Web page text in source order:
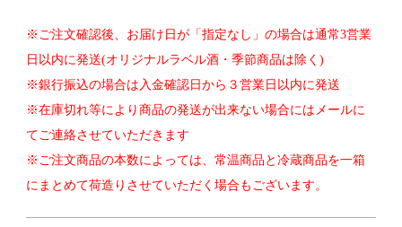
※ご注文確認後、お届け日が「指定なし」の場合は通常3営業
日以内に発送(オリジナルラベル酒・季節商品は除く)
※銀行振込の場合は入金確認日から３営業日以内に発送
※在庫切れ等により商品の発送が出来ない場合にはメールに
てご連絡させていただきます
※ご注文商品の本数によっては、常温商品と冷蔵商品を一箱
にまとめて荷造りさせていただく場合もございます。